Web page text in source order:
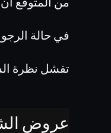
في حالة
تفشل نظرة
عروض